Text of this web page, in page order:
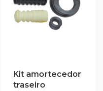
Kit amortecedor
traseiro